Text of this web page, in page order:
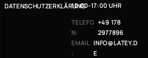
DATENSCHUTZERKLÄRUNG10:00-17:00 UHR
TELEFO
N:
+49 178
2977896
EMAIL
:
INFO@LATEY.D
E